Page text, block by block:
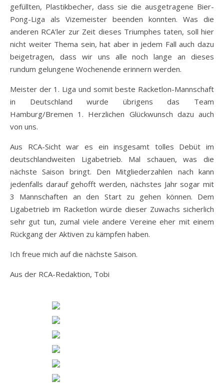
gefüllten, Plastikbecher, dass sie die ausgetragene Bier-
Pong-Liga als Vizemeister beenden konnten. Was die
anderen RCA’ler zur Zeit dieses Triumphes taten, soll hier
nicht weiter Thema sein, hat aber in jedem Fall auch dazu
beigetragen, dass wir uns alle noch lange an dieses
rundum gelungene Wochenende erinnern werden.
Meister der 1. Liga und somit beste Racketlon-Mannschaft
in Deutschland wurde übrigens das Team
Hamburg/Bremen 1. Herzlichen Glückwunsch dazu auch
von uns.
Aus RCA-Sicht war es ein insgesamt tolles Debüt im
deutschlandweiten Ligabetrieb. Mal schauen, was die
nächste Saison bringt. Den Mitgliederzahlen nach kann
jedenfalls darauf gehofft werden, nächstes Jahr sogar mit
3 Mannschaften an den Start zu gehen können. Dem
Ligabetrieb im Racketlon würde dieser Zuwachs sicherlich
sehr gut tun, zumal viele andere Vereine eher mit einem
Rückgang der Aktiven zu kämpfen haben.
Ich freue mich auf die nächste Saison.
Aus der RCA-Redaktion, Tobi